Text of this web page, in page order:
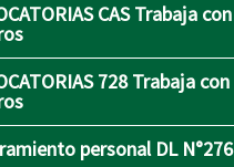
CAS Trabaja con
728 Trabaja con
personal DL N°276